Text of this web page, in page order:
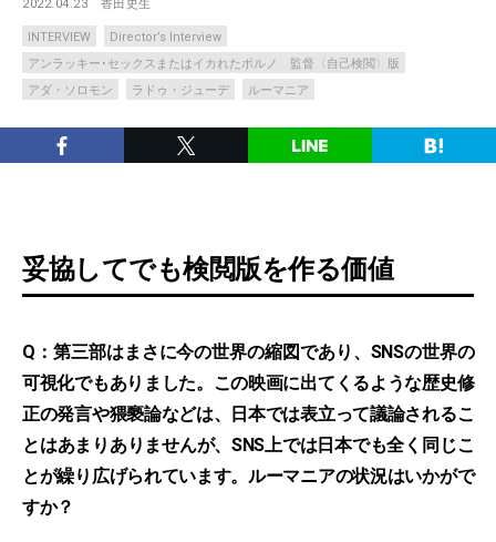
2022.04.23 香田史生
INTERVIEW
Director’s Interview
アンラッキー･セックスまたはイカれたポルノ 監督〈自己検閲〉版
アダ・ソロモン
ラドゥ・ジューデ ルーマニア
妥協してでも検閲版を作る価値
Q：第三部はまさに今の世界の縮図であり、SNSの世界の
可視化でもありました。この映画に出てくるような歴史修
正の発言や猥褻論などは、日本では表立って議論されるこ
とはあまりありませんが、SNS上では日本でも全く同じこ
とが繰り広げられています。ルーマニアの状況はいかがで
すか？